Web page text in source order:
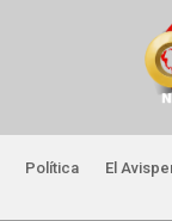
Política El